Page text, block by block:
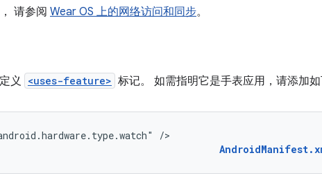
请参阅 Wear OS 上的网络访问和同步。
义 <uses-feature> 标记。 如需指明它是手表应用，请添加如
/>